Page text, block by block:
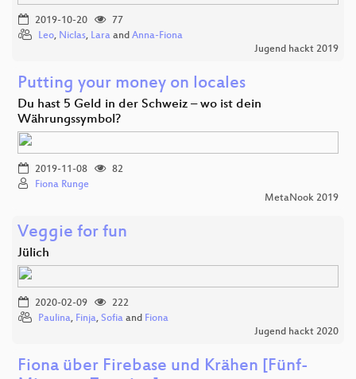
2019-10-20
77
Leo, Niclas, Lara and Anna-Fiona
Jugend hackt 2019
Putting your money on locales
Du hast 5 Geld in der Schweiz – wo ist dein
Währungssymbol?
2019-11-08
82
Fiona Runge
MetaNook 2019
Veggie for fun
Jülich
2020-02-09
222
Paulina, Finja, Sofia and Fiona
Jugend hackt 2020
Fiona über Firebase und Krähen [Fünf-